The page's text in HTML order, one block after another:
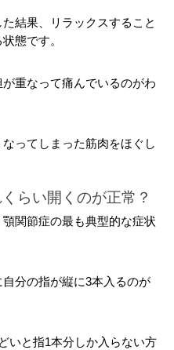
結果、リラックスすること
態です。
重なって痛んでいるのがわ
ってしまった筋肉をほぐし
らい開くのが正常？
関節症の最も典型的な症状
分の指が縦に3本入るのが
いと指1本分しか入らない方